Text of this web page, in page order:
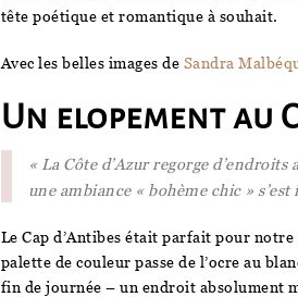
tête poétique et romantique à souhait.
Avec les belles images de Sandra
Un elopement au
« La Côte d’Azur regorge
une ambiance « bohème chic »
Le Cap d’Antibes était parfait pour
palette de couleur passe de l’ocre au
fin de journée – un endroit absolument